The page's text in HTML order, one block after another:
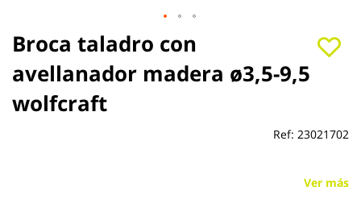
Broca taladro con
avellanador madera ø3,5-9,5
wolfcraft
Ref: 23021702
Ver más
Saltar
al
comienzo
de
la
galería